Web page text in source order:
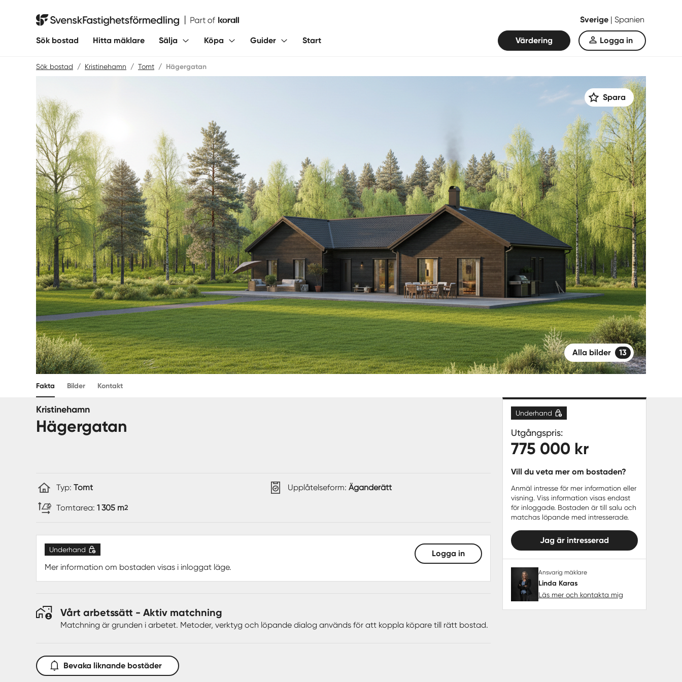
Svensk Fastighetsförmedling Sverige | Spanien
Sök bostad Hitta mäklare Sälja Köpa Guider Start Värdering Logga in
Sök bostad / Kristinehamn / Tomt / Hägergatan
Spara
Alla bilder 13
Underhand
Utgångspris:
775 000 kr
Vill du veta mer om bostaden?
Anmäl intresse för mer information eller
visning. Viss information visas endast
för inloggade. Bostaden är till salu och
matchas löpande med intresserade.
Jag är intresserad
Ansvarig mäklare
Linda Karas
Läs mer och kontakta mig
Fakta Bilder Kontakt
Kristinehamn
Hägergatan
Typ: Tomt
Tomtarea: 1 305 m2
Upplåtelseform: Äganderätt
Underhand
Mer information om bostaden visas i inloggat läge.
Logga in
Vårt arbetssätt - Aktiv matchning
Matchning är grunden i arbetet. Metoder, verktyg och löpande dialog används för att koppla köpare till rätt bostad.
Bevaka liknande bostäder